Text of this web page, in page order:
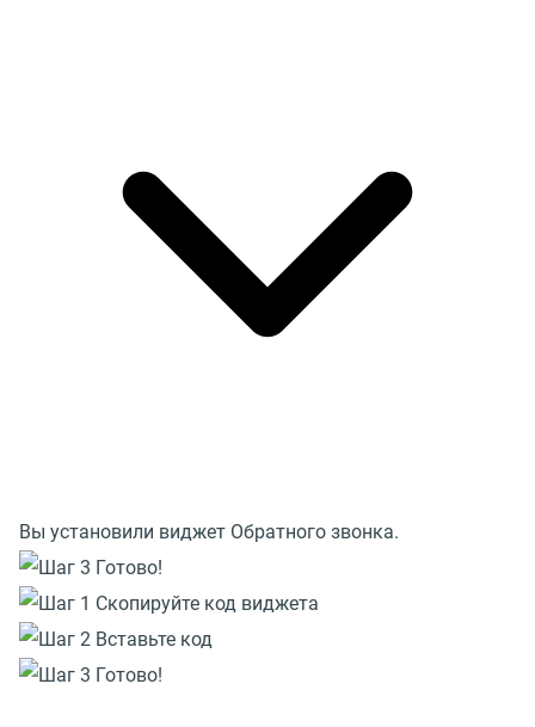
Вы установили виджет Обратного звонка.